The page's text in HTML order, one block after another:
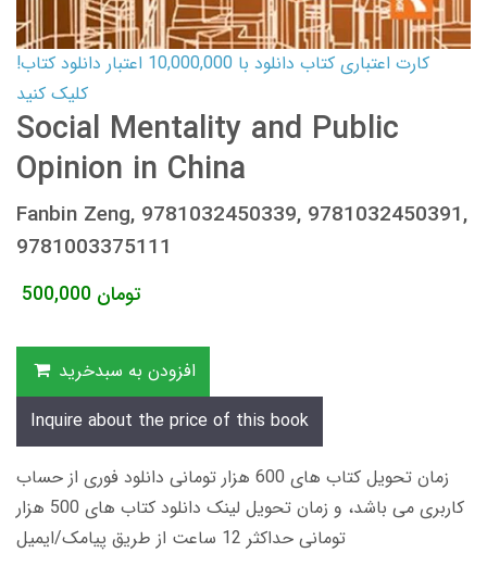
کارت اعتباری کتاب دانلود با 10,000,000 اعتبار دانلود کتاب!
کلیک کنید
Social Mentality and Public
Opinion in China
Fanbin Zeng, 9781032450339, 9781032450391,
9781003375111
500,000 تومان
افزودن به سبدخرید
Inquire about the price of this book
زمان تحویل کتاب های 600 هزار تومانی دانلود فوری از حساب
کاربری می باشد، و زمان تحویل لینک دانلود کتاب های 500 هزار
تومانی حداکثر 12 ساعت از طریق پیامک/ایمیل